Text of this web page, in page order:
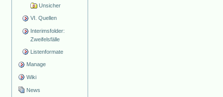
Unsicher
VI. Quellen
Interimsfolder:
Zweifelsfälle
Listenformate
Manage
Wiki
News